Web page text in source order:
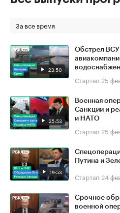
За все время
23:50
Обстрел ВСУ
Стартап 25
25:53
Военная
Санкции и
и НАТО
Стартап 25
19:53
Путина и
Стартап 24
Срочное
военной